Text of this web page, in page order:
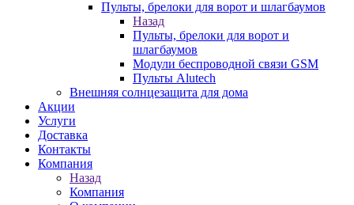
Пульты, брелоки для ворот и шлагбаумов
Назад
Пульты, брелоки для ворот и
шлагбаумов
Модули беспроводной связи GSM
Пульты Alutech
Внешняя солнцезащита для дома
Акции
Услуги
Доставка
Контакты
Компания
Назад
Компания